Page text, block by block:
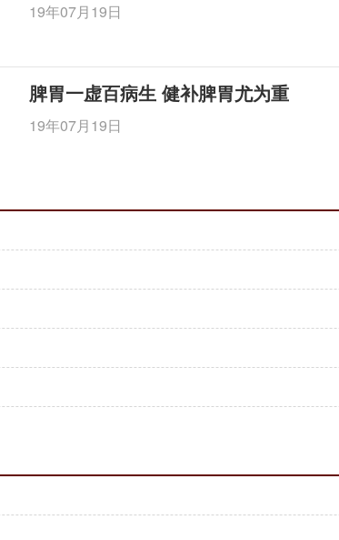
19年07月19日
脾胃一虚百病生 健补脾胃尤为重
19年07月19日